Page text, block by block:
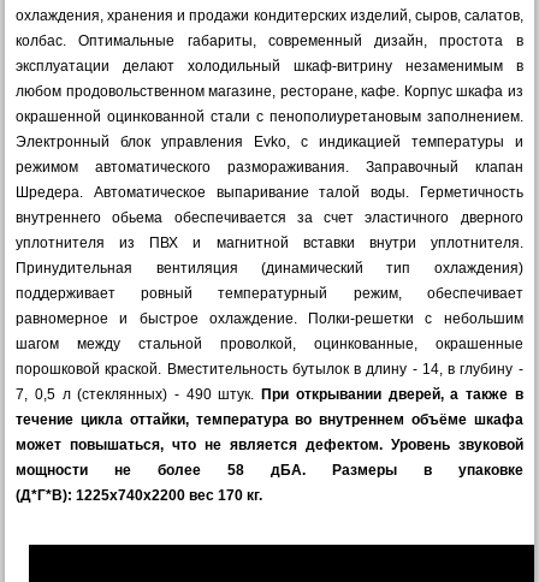
охлаждения, хранения и продажи кондитерских изделий, сыров, салатов,
колбас. Оптимальные габариты, современный дизайн, простота в
эксплуатации делают холодильный шкаф-витрину незаменимым в
любом продовольственном магазине, ресторане, кафе. Корпус шкафа из
окрашенной оцинкованной стали с пенополиуретановым заполнением.
Электронный блок управления Evko, с индикацией температуры и
режимом автоматического размораживания. Заправочный клапан
Шредера. Автоматическое выпаривание талой воды. Герметичность
внутреннего обьема обеспечивается за счет эластичного дверного
уплотнителя из ПВХ и магнитной вставки внутри уплотнителя.
Принудительная вентиляция (динамический тип охлаждения)
поддерживает ровный температурный режим, обеспечивает
равномерное и быстрое охлаждение. Полки-решетки с небольшим
шагом между стальной проволкой, оцинкованные, окрашенные
порошковой краской. Вместительность бутылок в длину - 14, в глубину -
7, 0,5 л (стеклянных) - 490 штук. При открывании дверей, а также в
течение цикла оттайки, температура во внутреннем объёме шкафа
может повышаться, что не является дефектом. Уровень звуковой
мощности не более 58 дБА.
Размеры в упаковке
(Д*Г*В): 1225х740х2200 вес 170 кг.